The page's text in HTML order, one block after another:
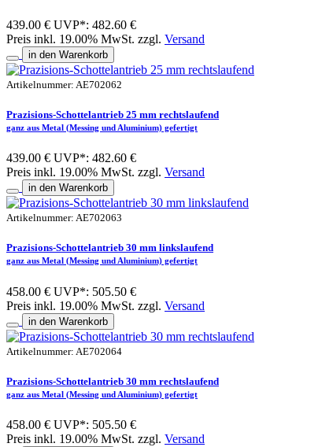
439.00 € UVP*: 482.60 €
Preis inkl. 19.00% MwSt. zzgl. Versand
in den Warenkorb
Artikelnummer: AE702062
Prazisions-Schottelantrieb 25 mm rechtslaufend
ganz aus Metal (Messing und Aluminium) gefertigt
439.00 € UVP*: 482.60 €
Preis inkl. 19.00% MwSt. zzgl. Versand
in den Warenkorb
Artikelnummer: AE702063
Prazisions-Schottelantrieb 30 mm linkslaufend
ganz aus Metal (Messing und Aluminium) gefertigt
458.00 € UVP*: 505.50 €
Preis inkl. 19.00% MwSt. zzgl. Versand
in den Warenkorb
Artikelnummer: AE702064
Prazisions-Schottelantrieb 30 mm rechtslaufend
ganz aus Metal (Messing und Aluminium) gefertigt
458.00 € UVP*: 505.50 €
Preis inkl. 19.00% MwSt. zzgl. Versand